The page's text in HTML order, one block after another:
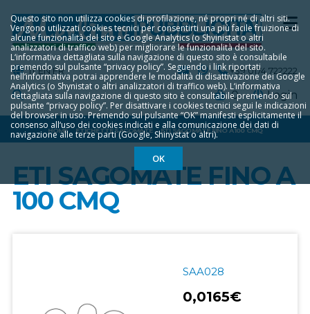
Questo sito non utilizza cookies di profilazione, né propri né di altri siti.
Vengono utilizzati cookies tecnici per consentirti una più facile fruizione di
alcune funzionalità del sito e Google Analytics (o Shyinistat o altri
analizzatori di traffico web) per migliorare le funzionalità del sito.
L‘informativa dettagliata sulla navigazione di questo sito è consultabile
premendo sul pulsante “privacy policy”. Seguendo i link riportati
nell‘informativa potrai apprendere le modalità di disattivazione dei Google
Analytics (o Shynistat o altri analizzatori di traffico web). L‘informativa
dettagliata sulla navigazione di questo sito è consultabile premendo sul
pulsante “privacy policy”. Per disattivare i cookies tecnici segui le indicazioni
del browser in uso. Premendo sul pulsante “OK” manifesti esplicitamente il
consenso all‘uso dei cookies indicati e alla comunicazione dei dati di
navigazione alle terze parti (Google, Shinystat o altri).
OK
IT EN FR +39 0174 722222
Login
0
HOME ETICHETTE SAGOMATE ETI SAGOMATE FINO A 100 CMQ
ETI SAGOMATE FINO A
100 CMQ
SAA028
0,0165€